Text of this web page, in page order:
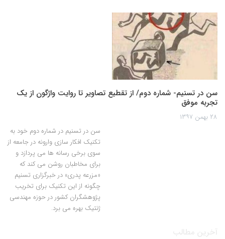
سن در تسنیم- شماره دوم/ از تقطیع تصاویر تا روایت واژگون از یک
تجربه موفق
۲۸ بهمن ۱۳۹۷
سن در تسنیم در شماره دوم خود به
تکنیک افکار سازی وارونه در جامعه از
سوی برخی رسانه ها می پردازد و
برای مخاطبان روشن می کند که
«مزرعه پدری» در خبرگزاری تسنیم
چگونه از این تکنیک برای تخریب
پژوهشگران کشور در حوزه مهندسی
ژنتیک بهره می برد.
آخرین مطالب